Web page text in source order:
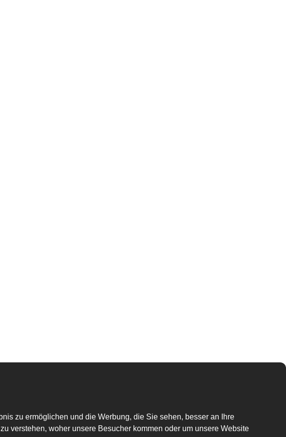
zu ermöglichen und die Werbung, die Sie sehen, besser an Ihre
verstehen, woher unsere Besucher kommen oder um unsere Website